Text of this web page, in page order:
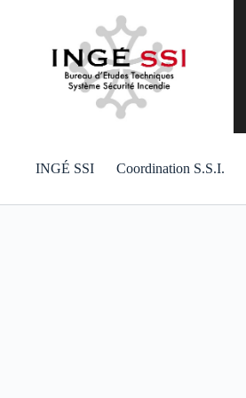
INGÉ SSI Coordination S.S.I.